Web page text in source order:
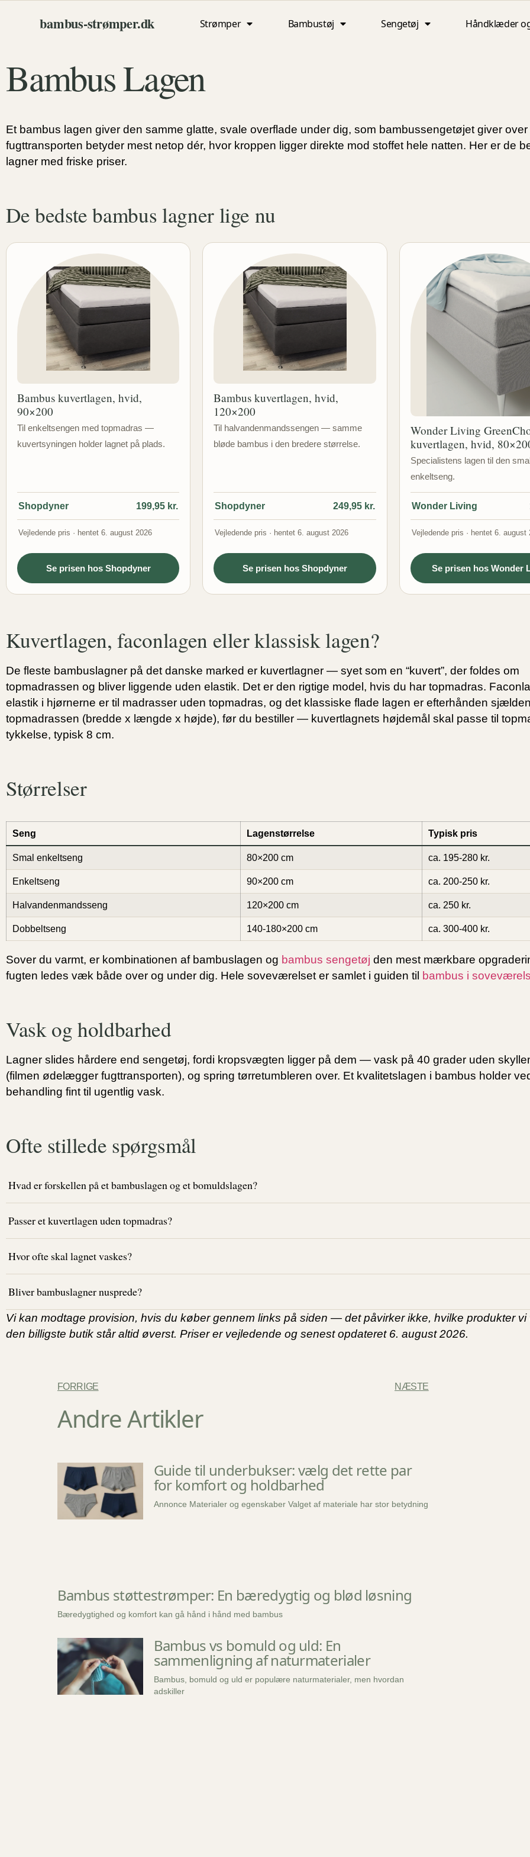
bambus‑strømper.dk Strømper Bambustøj Sengetøj Håndklæder
Bambus Lagen
Et bambus lagen giver den samme glatte, svale overflade under dig, som bambussengetøjet giver
fugttransporten betyder mest netop dér, hvor kroppen ligger direkte mod stoffet hele natten. Her er de
lagner med friske priser.
De bedste bambus lagner lige nu
Bambus kuvertlagen, hvid,
90×200
Til enkeltsengen med topmadras —
kuvertsyningen holder lagnet på plads.
Shopdyner 199,95 kr.
Vejledende pris · hentet 6. august 2026
Se prisen hos Shopdyner
Bambus kuvertlagen, hvid,
120×200
Til halvandenmandssengen — samme
bløde bambus i den bredere størrelse.
Shopdyner 249,95 kr.
Vejledende pris · hentet 6. august 2026
Se prisen hos Shopdyner
Wonder Living
kuvertlagen, hvid,
Specialistens lagen til den
enkeltseng.
Wonder Living
Vejledende pris · hentet 6. august
Se prisen hos Wonder
Kuvertlagen, faconlagen eller klassisk lagen?
De fleste bambuslagner på det danske marked er kuvertlagner — syet som en “kuvert”, der foldes om
topmadrassen og bliver liggende uden elastik. Det er den rigtige model, hvis du har topmadras.
elastik i hjørnerne er til madrasser uden topmadras, og det klassiske flade lagen er efterhånden
topmadrassen (bredde x længde x højde), før du bestiller — kuvertlagnets højdemål skal passe til
tykkelse, typisk 8 cm.
Størrelser
Seng Lagenstørrelse Typisk pris
Smal enkeltseng 80×200 cm ca. 195-280 kr.
Enkeltseng 90×200 cm ca. 200-250 kr.
Halvandenmandsseng 120×200 cm ca. 250 kr.
Dobbeltseng 140-180×200 cm ca. 300-400 kr.
Sover du varmt, er kombinationen af bambuslagen og bambus sengetøj den mest mærkbare
fugten ledes væk både over og under dig. Hele soveværelset er samlet i guiden til bambus i
Vask og holdbarhed
Lagner slides hårdere end sengetøj, fordi kropsvægten ligger på dem — vask på 40 grader uden
(filmen ødelægger fugttransporten), og spring tørretumbleren over. Et kvalitetslagen i bambus holder
behandling fint til ugentlig vask.
Ofte stillede spørgsmål
Hvad er forskellen på et bambuslagen og et bomuldslagen?
Passer et kuvertlagen uden topmadras?
Hvor ofte skal lagnet vaskes?
Bliver bambuslagner nusprede?
Vi kan modtage provision, hvis du køber gennem links på siden — det påvirker ikke, hvilke produkter vi
den billigste butik står altid øverst. Priser er vejledende og senest opdateret 6. august 2026.
FORRIGE NÆSTE
Andre Artikler
Guide til underbukser: vælg det rette par
for komfort og holdbarhed
Annonce Materialer og egenskaber Valget af materiale har stor betydning
Bambus støttestrømper: En bæredygtig og blød løsning
Bæredygtighed og komfort kan gå hånd i hånd med bambus
Bambus vs bomuld og uld: En
sammenligning af naturmaterialer
Bambus, bomuld og uld er populære naturmaterialer, men hvordan
adskiller